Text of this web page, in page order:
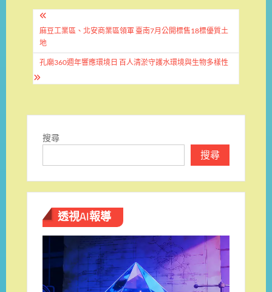
文
章
導
覽
麻豆工業區、北安商業區領軍 臺南7月公開標售18標優質土
地
孔廟360週年響應環境日 百人清淤守護水環境與生物多樣性
搜尋
搜尋
透視AI報導